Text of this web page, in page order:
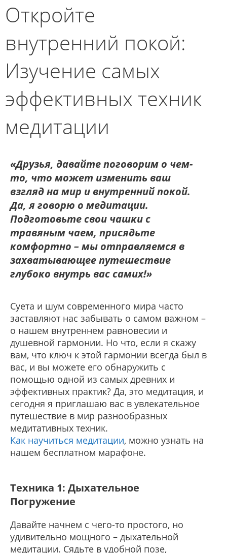
Откройте
внутренний покой:
Изучение самых
эффективных техник
медитации
«Друзья, давайте поговорим о чем-
то, что может изменить ваш
взгляд на мир и внутренний покой.
Да, я говорю о медитации.
Подготовьте свои чашки с
травяным чаем, присядьте
комфортно – мы отправляемся в
захватывающее путешествие
глубоко внутрь вас самих!»
Суета и шум современного мира часто
заставляют нас забывать о самом важном –
о нашем внутреннем равновесии и
душевной гармонии. Но что, если я скажу
вам, что ключ к этой гармонии всегда был в
вас, и вы можете его обнаружить с
помощью одной из самых древних и
эффективных практик? Да, это медитация, и
сегодня я приглашаю вас в увлекательное
путешествие в мир разнообразных
медитативных техник.
Как научиться медитации, можно узнать на
нашем бесплатном марафоне.
Техника 1: Дыхательное
Погружение
Давайте начнем с чего-то простого, но
удивительно мощного – дыхательной
медитации. Сядьте в удобной позе,